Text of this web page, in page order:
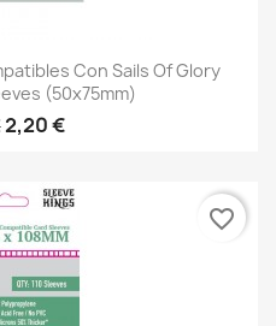
Con Sails Of Glory
(50x75mm)
2,20 €
favorite_border